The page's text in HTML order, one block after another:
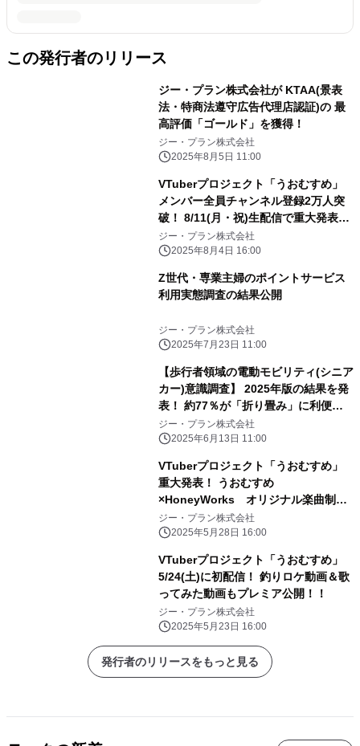
この発行者のリリース
ジー・プラン株式会社が KTAA(景表
法・特商法遵守広告代理店認証)の 最
高評価「ゴールド」を獲得！
ジー・プラン株式会社
2025年8月5日 11:00
VTuberプロジェクト「うおむすめ」
メンバー全員チャンネル登録2万人突
破！ 8/11(月・祝)生配信で重大発表
＋？？？動画プレミア公開！！
ジー・プラン株式会社
2025年8月4日 16:00
Z世代・専業主婦のポイントサービス
利用実態調査の結果公開
ジー・プラン株式会社
2025年7月23日 11:00
【歩行者領域の電動モビリティ(シニア
カー)意識調査】 2025年版の結果を発
表！ 約77％が「折り畳み」に利便性
を実感
ジー・プラン株式会社
2025年6月13日 11:00
VTuberプロジェクト「うおむすめ」
重大発表！ うおむすめ
×HoneyWorks オリジナル楽曲制作
決定！！
ジー・プラン株式会社
2025年5月28日 16:00
VTuberプロジェクト「うおむすめ」
5/24(土)に初配信！ 釣りロケ動画＆歌
ってみた動画もプレミア公開！！
ジー・プラン株式会社
2025年5月23日 16:00
発行者のリリースをもっと見る